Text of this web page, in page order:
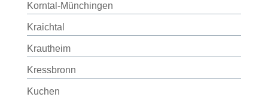
Korntal-Münchingen
Kraichtal
Krautheim
Kressbronn
Kuchen